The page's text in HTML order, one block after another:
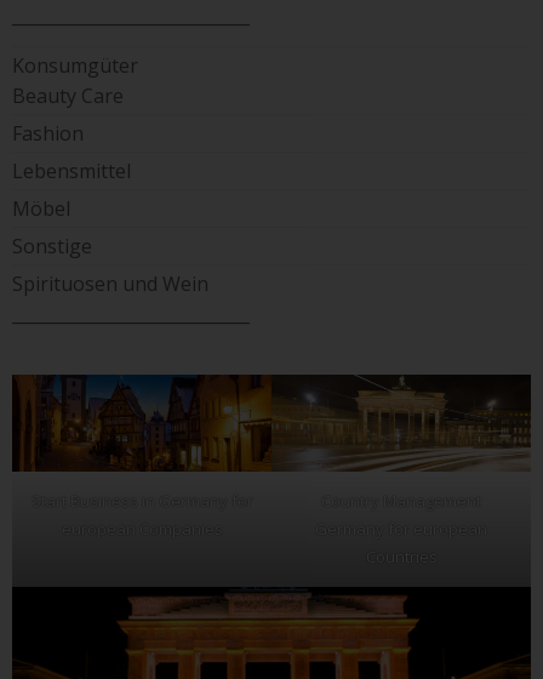
Konsumgüter
Beauty Care
Fashion
Lebensmittel
Möbel
Sonstige
Spirituosen und Wein